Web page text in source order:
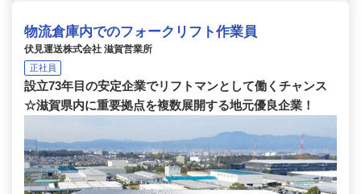
物流倉庫内でのフォークリフト作業員
伏見運送株式会社 滋賀営業所
正社員
設立73年目の安定企業でリフトマンとして働くチャンス
☆滋賀県内に重要拠点を複数展開する地元優良企業！